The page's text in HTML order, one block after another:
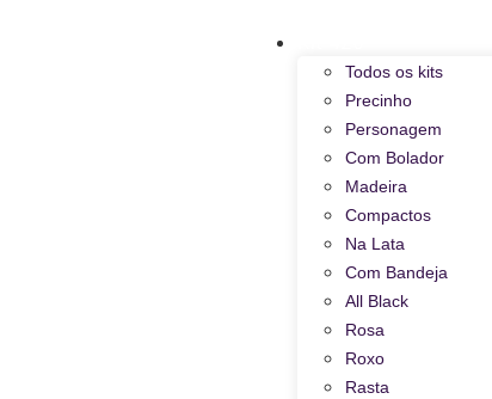
Todos os kits
Precinho
Personagem
Com Bolador
Madeira
Compactos
Na Lata
Com Bandeja
All Black
Rosa
Roxo
Rasta